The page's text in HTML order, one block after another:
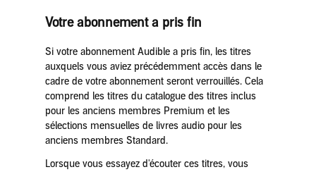
Votre abonnement a pris fin
Si votre abonnement Audible a pris fin, les titres
auxquels vous aviez précédemment accès dans le
cadre de votre abonnement seront verrouillés. Cela
comprend les titres du catalogue des titres inclus
pour les anciens membres Premium et les
sélections mensuelles de livres audio pour les
anciens membres Standard.
Lorsque vous essayez d'écouter ces titres, vous